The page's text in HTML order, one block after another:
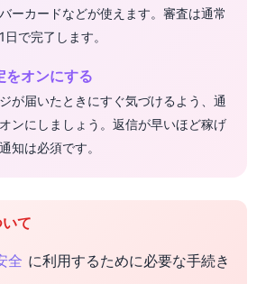
ーカードなどが使えます。審査は通常
で完了します。
をオンにする
が届いたときにすぐ気づけるよう、通
ンにしましょう。返信が早いほど稼げ
知は必須です。
て
全 に利用するために必要な手続き